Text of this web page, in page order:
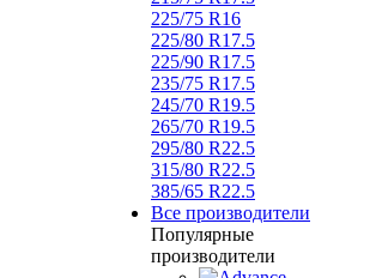
225/75 R16
225/80 R17.5
225/90 R17.5
235/75 R17.5
245/70 R19.5
265/70 R19.5
295/80 R22.5
315/80 R22.5
385/65 R22.5
Все производители
Популярные
производители